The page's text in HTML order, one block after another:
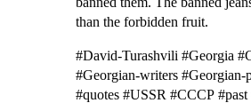
than the forbidden fruit.
#David-Turashvili #Georgia
#Georgian-writers #Georgian-
#quotes #USSR #СССР #past